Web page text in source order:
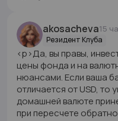
akosacheva15
Резидент Клуба
<p>Да, вы правы,
цены фонда и на
нюансами. Если ваша
отличается от USD, то
домашней валюте
при пересчете